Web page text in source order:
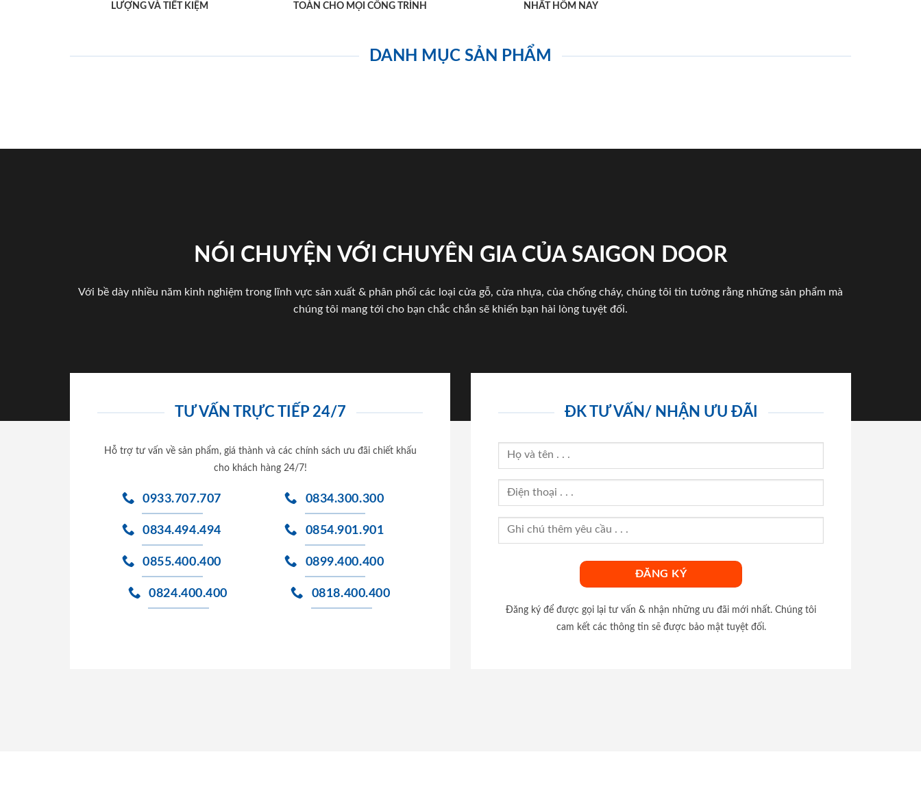
LƯỢNG VÀ TIẾT KIỆM
TOÀN CHO MỌI CÔNG TRÌNH
NHẤT HÔM NAY
DANH MỤC SẢN PHẨM
NÓI CHUYỆN VỚI CHUYÊN GIA CỦA SAIGON DOOR
Với bề dày nhiều năm kinh nghiệm trong lĩnh vực sản xuất & phân phối các loại cửa gỗ, cửa nhựa, của chống cháy, chúng tôi tin tưởng rằng những sản phẩm mà
chúng tôi mang tới cho bạn chắc chắn sẽ khiến bạn hài lòng tuyệt đối.
TƯ VẤN TRỰC TIẾP 24/7
Hỗ trợ tư vấn về sản phẩm, giá thành và các chính sách ưu đãi chiết khấu
cho khách hàng 24/7!
0933.707.707
0834.494.494
0855.400.400
0824.400.400
0834.300.300
0854.901.901
0899.400.400
0818.400.400
ĐK TƯ VẤN/ NHẬN ƯU ĐÃI
Đăng ký để được gọi lại tư vấn & nhận những ưu đãi mới nhất. Chúng tôi
cam kết các thông tin sẽ được bảo mật tuyệt đối.